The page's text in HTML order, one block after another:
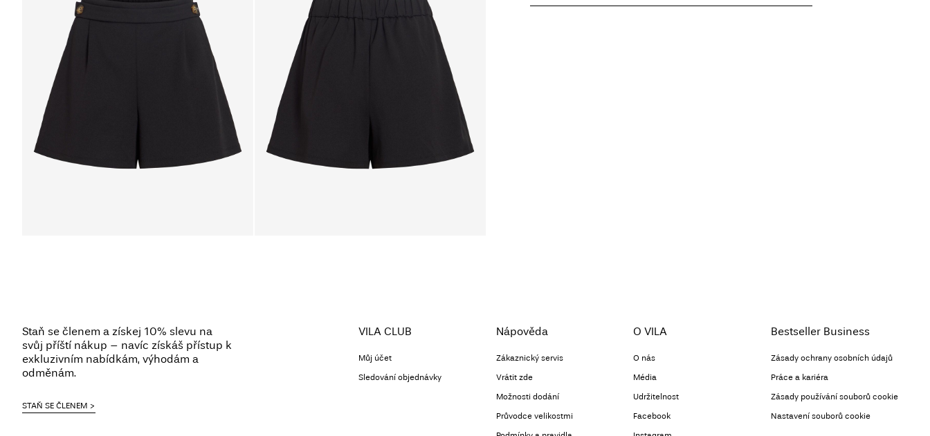
Staň se členem a získej 10% slevu na
svůj příští nákup – navíc získáš přístup k
exkluzivním nabídkám, výhodám a
odměnám.
STAŇ SE ČLENEM
VILA CLUB
Můj účet
Sledování objednávky
Nápověda
Zákaznický servis
Vrátit zde
Možnosti dodání
Průvodce velikostmi
O VILA
O nás
Média
Udržitelnost
Facebook
Bestseller Business
Zásady ochrany osobních údajů
Práce a kariéra
Zásady používání souborů cookie
Nastavení souborů cookie